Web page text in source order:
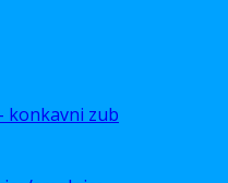
konkavni zub